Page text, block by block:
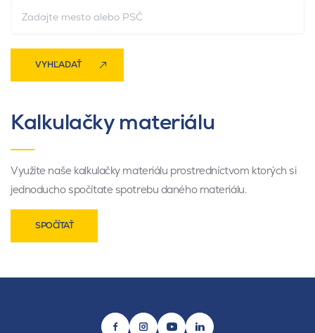
VYHĽADAŤ
Kalkulačky materiálu
Využite naše kalkulačky materiálu prostredníctvom ktorých si
jednoducho spočítate spotrebu daného materiálu.
SPOČÍTAŤ